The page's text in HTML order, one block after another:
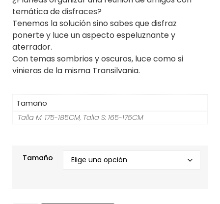
temática de disfraces?
Tenemos la solución sino sabes que disfraz
ponerte y luce un aspecto espeluznante y
aterrador.
Con temas sombrios y oscuros, luce como si
vinieras de la misma Transilvania.
Tamaño
Talla M: 175-185CM, Talla S: 165-175CM
Tamaño